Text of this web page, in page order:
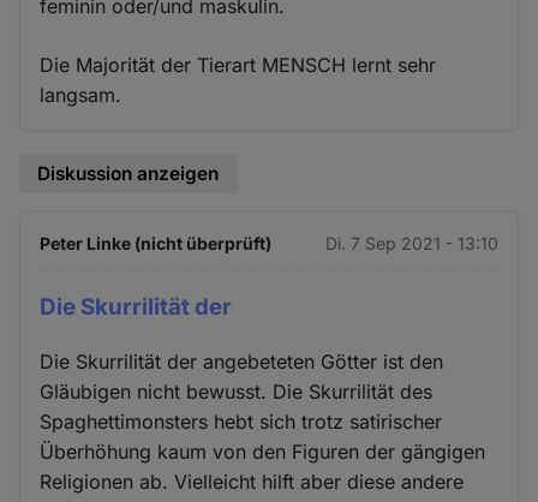
feminin oder/und maskulin.
Die Majorität der Tierart MENSCH lernt sehr
langsam.
Diskussion anzeigen
Peter Linke (nicht überprüft) Di. 7 Sep 2021 - 13:10
Die Skurrilität der
Die Skurrilität der angebeteten Götter ist den
Gläubigen nicht bewusst. Die Skurrilität des
Spaghettimonsters hebt sich trotz satirischer
Überhöhung kaum von den Figuren der gängigen
Religionen ab. Vielleicht hilft aber diese andere